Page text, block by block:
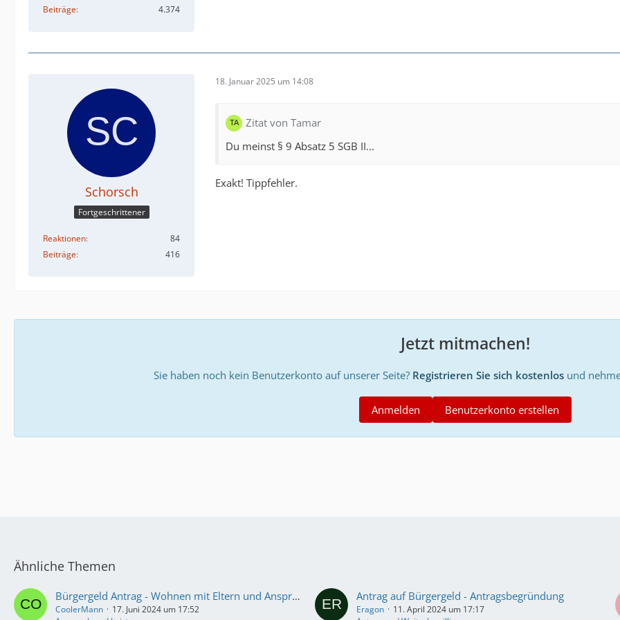
Beiträge 4.374
Schorsch
Fortgeschrittener
Reaktionen
84
Beiträge
416
18. Januar 2025 um 14:08
Zitat von Tamar
Du meinst § 9 Absatz 5 SGB II...
Exakt! Tippfehler.
Jetzt mitmachen!
Sie haben noch kein Benutzerkonto auf unserer Seite? Registrieren Sie sich kostenlosund
Benutzerkonto erstellen
Anmelden
Ähnliche Themen
Bürgergeld Antrag - Wohnen mit Eltern und Anspruch
CoolerMann
17. Juni 2024 um 17:52
Antrag auf Bürgergeld - Antragsbegründung
Eragon
11. April 2024 um 17:17